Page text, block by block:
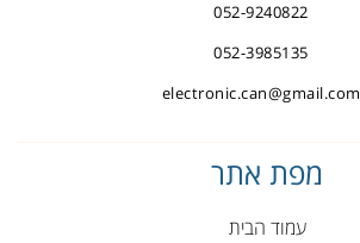
052-9240822
052-3985135
electronic.can@gmail.com
מפת אתר
עמוד הבית